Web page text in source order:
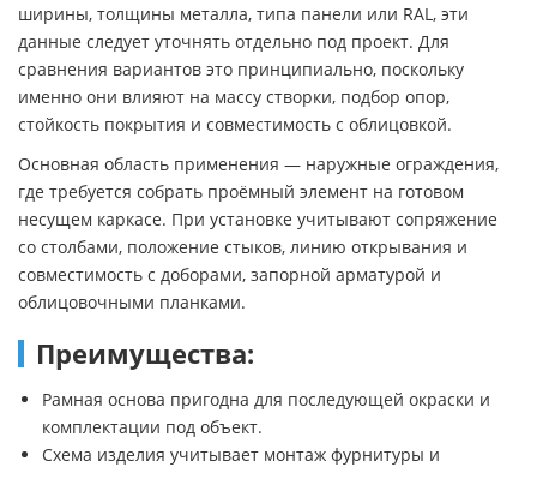
ширины, толщины металла, типа панели или RAL, эти
данные следует уточнять отдельно под проект. Для
сравнения вариантов это принципиально, поскольку
именно они влияют на массу створки, подбор опор,
стойкость покрытия и совместимость с облицовкой.
Основная область применения — наружные ограждения,
где требуется собрать проёмный элемент на готовом
несущем каркасе. При установке учитывают сопряжение
со столбами, положение стыков, линию открывания и
совместимость с доборами, запорной арматурой и
облицовочными планками.
Преимущества:
Рамная основа пригодна для последующей окраски и
комплектации под объект.
Схема изделия учитывает монтаж фурнитуры и